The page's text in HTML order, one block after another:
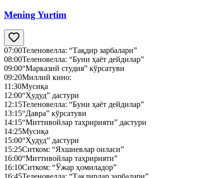
Mening Yurtim
07:00Теленовелла: “Тақдир зарбалари”
08:00Теленовелла: “Буни ҳаёт дейдилар”
09:00“Марказий студия” кўрсатуви
09:20Миллий кино:
11:30Мусиқа
12:00“Ҳудуд” дастури
12:15Теленовелла: “Буни ҳаёт дейдилар”
13:15“Давра” кўрсатуви
14:15“Миттивойлар таҳририяти” дастури
14:25Мусиқа
15:00“Ҳудуд” дастури
15:25Ситком: “Яхшиевлар оиласи”
16:00“Миттивойлар таҳририяти”
16:10Ситком: “Ўжар ҳомиладор”